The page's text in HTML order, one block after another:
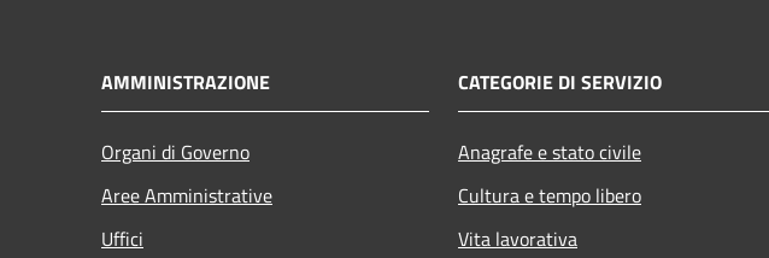
AMMINISTRAZIONE
Organi di Governo
Aree Amministrative
Uffici
CATEGORIE DI SERVIZIO
Anagrafe e stato civile
Cultura e tempo libero
Vita lavorativa